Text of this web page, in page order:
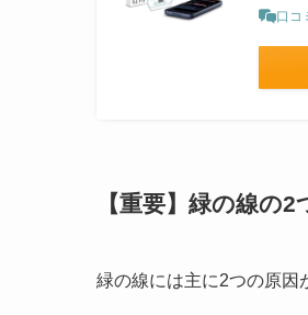
口コ
【重要】緑の線の2
緑の線には主に2つの原因